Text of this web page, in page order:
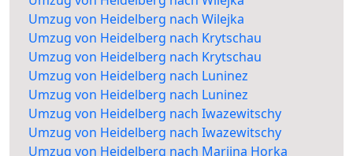
Umzug von Heidelberg nach Wilejka
Umzug von Heidelberg nach Krytschau
Umzug von Heidelberg nach Krytschau
Umzug von Heidelberg nach Luninez
Umzug von Heidelberg nach Luninez
Umzug von Heidelberg nach Iwazewitschy
Umzug von Heidelberg nach Iwazewitschy
Umzug von Heidelberg nach Marjina Horka